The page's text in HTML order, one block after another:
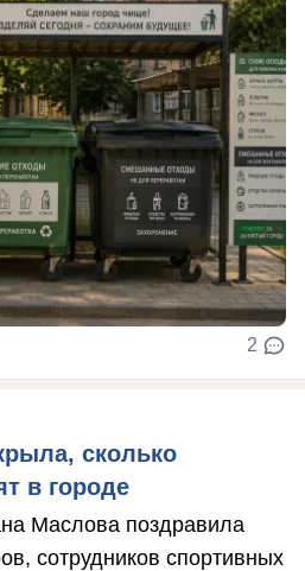
2
сколько
в городе
Маслова поздравила
сотрудников спортивных